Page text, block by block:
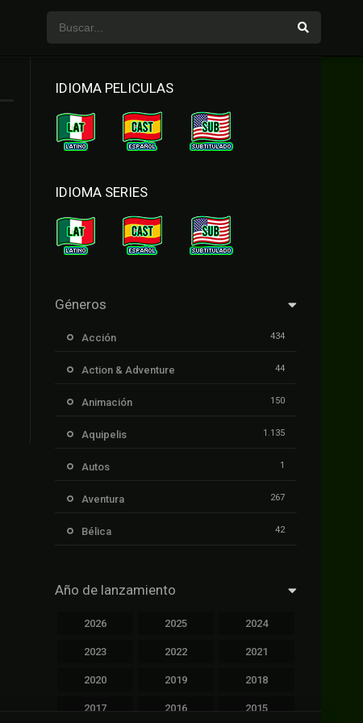
IDIOMA PELICULAS
IDIOMA SERIES
Géneros
Acción 434
Action & Adventure 44
Animación 150
Aquipelis 1.135
Autos 1
Aventura 267
Bélica 42
Cinecalidad
Cinetux 1.139
Año de lanzamiento
2026 2025 2024
2023 2022 2021
2020 2019 2018
2017 2016 2015